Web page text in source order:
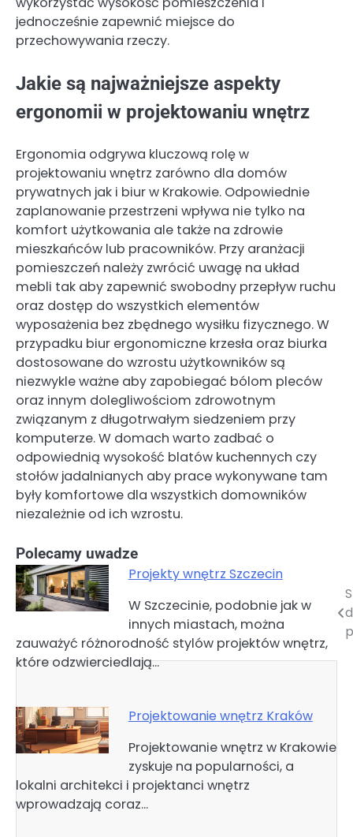
jednocześnie zapewnić miejsce do
przechowywania rzeczy.
Jakie są najważniejsze aspekty
ergonomii w projektowaniu wnętrz
Ergonomia odgrywa kluczową rolę w
projektowaniu wnętrz zarówno dla domów
prywatnych jak i biur w Krakowie. Odpowiednie
zaplanowanie przestrzeni wpływa nie tylko na
komfort użytkowania ale także na zdrowie
mieszkańców lub pracowników. Przy aranżacji
pomieszczeń należy zwrócić uwagę na układ
mebli tak aby zapewnić swobodny przepływ ruchu
oraz dostęp do wszystkich elementów
wyposażenia bez zbędnego wysiłku fizycznego. W
przypadku biur ergonomiczne krzesła oraz biurka
dostosowane do wzrostu użytkowników są
niezwykle ważne aby zapobiegać bólom pleców
oraz innym dolegliwościom zdrowotnym
związanym z długotrwałym siedzeniem przy
komputerze. W domach warto zadbać o
odpowiednią wysokość blatów kuchennych czy
stołów jadalnianych aby prace wykonywane tam
były komfortowe dla wszystkich domowników
niezależnie od ich wzrostu.
Polecamy uwadze
Projekty wnętrz Szczecin
W Szczecinie, podobnie jak w
innych miastach, można
zauważyć różnorodność stylów projektów wnętrz,
które odzwierciedlają…
Projektowanie wnętrz Kraków
Projektowanie wnętrz w Krakowie
zyskuje na popularności, a
lokalni architekci i projektanci wnętrz
wprowadzają coraz…
Nawigacja